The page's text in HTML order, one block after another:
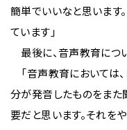
簡単でいいなと思います
ています」
最後に、音声教育につ
「音声教育においては
分が発音したものをまた
要だと思います。それを